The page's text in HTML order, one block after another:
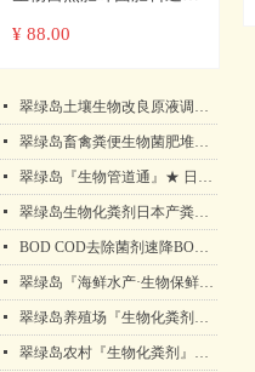
型蔬菜草莓花卉果树农用
¥ 88.00
넷 翠绿岛土壤生物改良原液调理改良剂盐碱地抗重茬酸碱性板结日本产
넷 翠绿岛畜禽粪便生物菌肥堆肥发酵剂★提高农作物产量和品质
넷 翠绿岛『生物管道通』★ 日本产生物法管道疏通保持包邮！
넷 翠绿岛生物化粪剂日本产粪便分解降解处理好帮手！
넷 BOD COD去除菌剂速降BOD COD污水处理垃圾渗滤液化工废水生物菌剂
넷 翠绿岛『海鲜水产·生物保鲜活剂』★日本产生物保鲜活剂
넷 翠绿岛养殖场『生物化粪剂』★ 日本产粪便分解降化解处理产品
넷 翠绿岛农村『生物化粪剂』日本产粪便分解降化解处理产品化粪池清理化粪池清掏化粪池清理方案生物有益菌翠绿岛